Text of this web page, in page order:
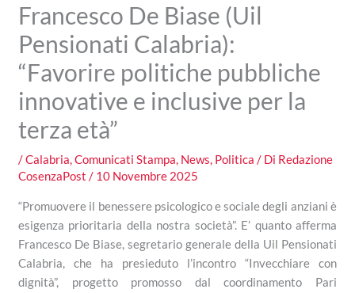
Francesco De Biase (Uil
Pensionati Calabria):
“Favorire politiche pubbliche
innovative e inclusive per la
terza età”
/Calabria,Comunicati Stampa, News, Politica / Di Redazione
CosenzaPost/ 10 Novembre 2025
“Promuovere il benessere psicologico e sociale degli anziani è
esigenza prioritaria della nostra società”. E’ quanto afferma
Francesco De Biase, segretario generale della Uil Pensionati
Calabria, che ha presieduto l’incontro “Invecchiare con
dignità”, progetto promosso dal coordinamento Pari